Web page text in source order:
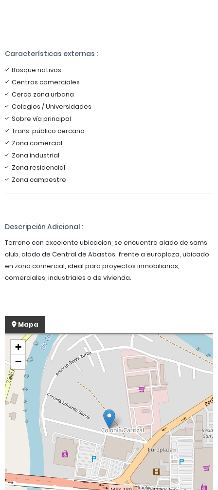
Características externas :
Bosque nativos
Centros comerciales
Cerca zona urbana
Colegios / Universidades
Sobre vía principal
Trans. público cercano
Zona comercial
Zona industrial
Zona residencial
Zona campestre
Descripción Adicional :
Terreno con excelente ubicacion, se encuentra alado de sams
club, alado de Central de Abastos, frente a europlaza, ubicado
en zona comercial, ideal para proyectos inmobiliarios,
comerciales, industriales o de vivienda.
Mapa
+
−